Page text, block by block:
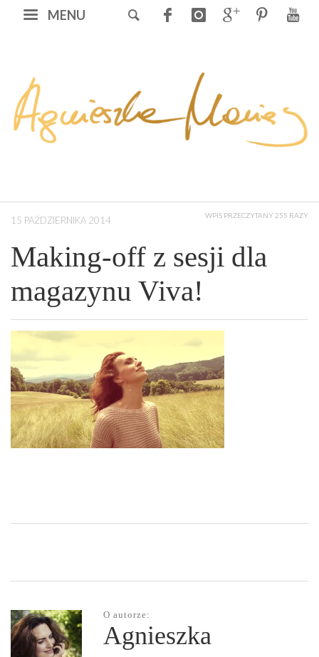
MENU
15 PAŹDZIERNIKA 2014 WPIS PRZECZYTANY 255 RAZY
Making-off z sesji dla
magazynu Viva!
O autorze:
Agnieszka